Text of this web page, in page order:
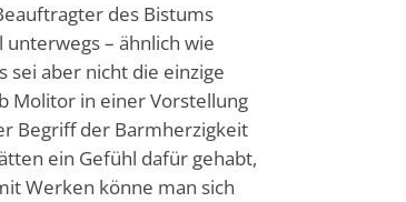
des Bistums
– ähnlich wie
sei aber nicht die einzige
Molitor in einer Vorstellung
Begriff der Barmherzigkeit
ein Gefühl dafür gehabt,
Werken könne man sich